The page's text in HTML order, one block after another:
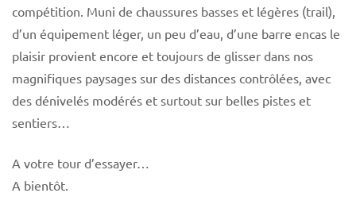
compétition. Muni de chaussures basses et légères (trail),
d’un équipement léger, un peu d’eau, d’une barre encas le
plaisir provient encore et toujours de glisser dans nos
magnifiques paysages sur des distances contrôlées, avec
des dénivelés modérés et surtout sur belles pistes et
sentiers…
A votre tour d’essayer…
A bientôt.